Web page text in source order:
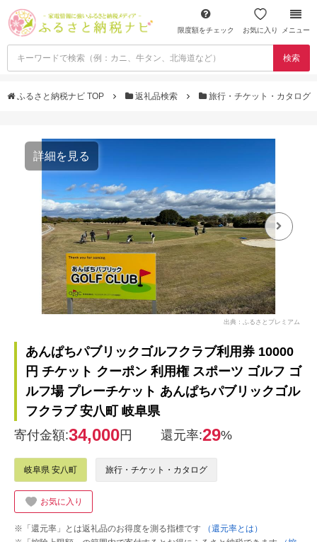
限度額をチェック お気に入り メニュー
検索
ふるさと納税ナビ TOP 返礼品検索 旅行・チケット・カタログ
詳細を見る
出典：ふるさとプレミアム
あんぱちパブリックゴルフクラブ利用券 10000
円 チケット クーポン 利用権 スポーツ ゴルフ ゴ
ルフ場 プレーチケット あんぱちパブリックゴル
フクラブ 安八町 岐阜県
寄付金額:34,000円 還元率:29%
岐阜県 安八町 旅行・チケット・カタログ
お気に入り
※「還元率」とは返礼品のお得度を測る指標です
（還元率とは）